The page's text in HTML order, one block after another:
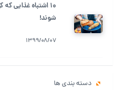
10 اشتباه غذایی
شوند!
1399/08/07
دسته بندی ها